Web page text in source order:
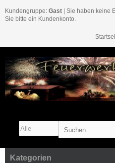
Kundengruppe: Gast | Sie haben keine
Sie bitte ein Kundenkonto.
Kategorien